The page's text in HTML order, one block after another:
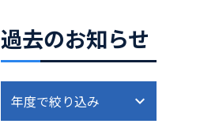
過去のお知らせ